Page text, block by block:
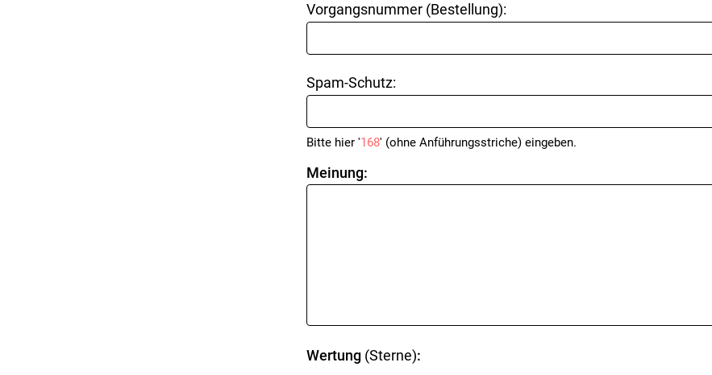
Vorgangsnummer (Bestellung):
Spam-Schutz:
Bitte hier '168' (ohne Anführungsstriche) eingeben.
Meinung:
Wertung(Sterne):